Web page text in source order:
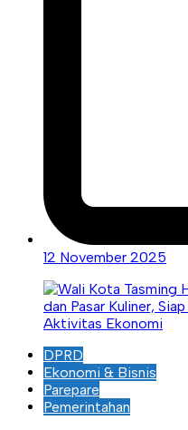
12 November 2025
DPRD
Ekonomi & Bisnis
Parepare
Pemerintahan